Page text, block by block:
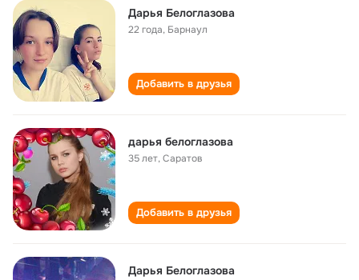
Дарья Белоглазова
22 года, Барнаул
Добавить в друзья
дарья белоглазова
35 лет,Саратов
Добавить в друзья
Дарья Белоглазова